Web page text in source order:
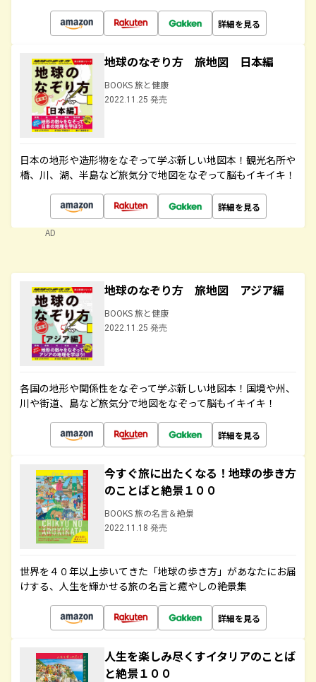
詳細を見る
地球のなぞり方 旅地図 日本編
BOOKS 旅と健康
2022.11.25 発売
日本の地形や造形物をなぞって学ぶ新しい地図本！観光名所や
橋、川、湖、半島など旅気分で地図をなぞって脳もイキイキ！
詳細を見る
AD
地球のなぞり方 旅地図 アジア編
BOOKS 旅と健康
2022.11.25 発売
各国の地形や関係性をなぞって学ぶ新しい地図本！国境や州、
川や街道、島など旅気分で地図をなぞって脳もイキイキ！
詳細を見る
今すぐ旅に出たくなる！地球の歩き方
のことばと絶景１００
BOOKS 旅の名言＆絶景
2022.11.18 発売
世界を４０年以上歩いてきた「地球の歩き方」があなたにお届
けする、人生を輝かせる旅の名言と癒やしの絶景集
詳細を見る
人生を楽しみ尽くすイタリアのことば
と絶景１００